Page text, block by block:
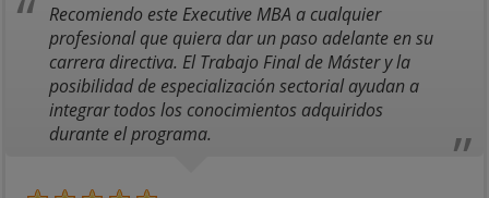
Recomiendo este Executive MBA a cualquier
profesional que quiera dar un paso adelante en su
carrera directiva. El Trabajo Final de Máster y la
posibilidad de especialización sectorial ayudan a
integrar todos los conocimientos adquiridos
durante el programa.